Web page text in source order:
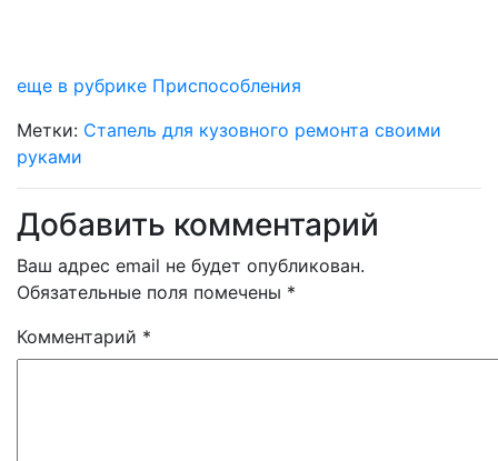
еще в рубрике Приспособления
Метки: Стапель для кузовного ремонта своими
руками
Добавить комментарий
Ваш адрес email не будет опубликован.
Обязательные поля помечены *
Комментарий *